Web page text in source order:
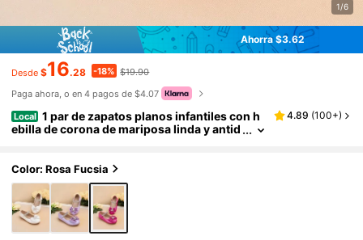
1/6
Ahorra $3.62
Desde $16.28 -18% $19.90
Paga ahora, o en 4 pagos de $4.07
Local 1 par de zapatos planos infantiles con h
ebilla de corona de mariposa linda y antid
4.89 (100+)
Color: Rosa Fucsia